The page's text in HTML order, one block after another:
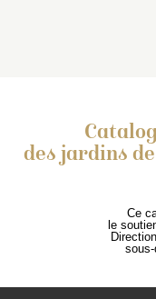
des jardins
Ce
le